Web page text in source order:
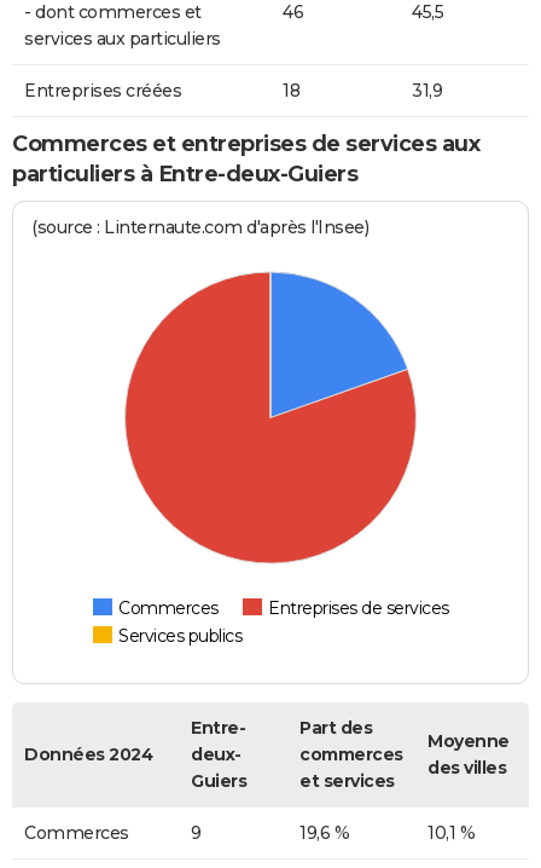
- dont commerces et
services aux particuliers
46 45,5
Entreprises créées 18 31,9
Commerces et entreprises de services aux
particuliers à Entre-deux-Guiers
(source : Linternaute.com d'après l'Insee)
Commerces
Entreprises de services
Services publics
Données 2024
Entre-
deux-
Guiers
Part des
commerces
et services
Moyenne
des villes
Commerces 9 19,6 % 10,1 %